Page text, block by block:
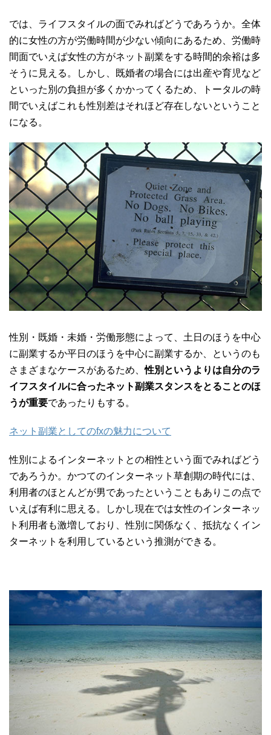
では、ライフスタイルの面でみればどうであろうか。全体
的に女性の方が労働時間が少ない傾向にあるため、労働時
間面でいえば女性の方がネット副業をする時間的余裕は多
そうに見える。しかし、既婚者の場合には出産や育児など
といった別の負担が多くかかってくるため、トータルの時
間でいえばこれも性別差はそれほど存在しないということ
になる。
性別・既婚・未婚・労働形態によって、土日のほうを中心
に副業するか平日のほうを中心に副業するか、というのも
さまざまなケースがあるため、性別というよりは自分のラ
イフスタイルに合ったネット副業スタンスをとることのほ
うが重要であったりもする。
ネット副業としてのfxの魅力について
性別によるインターネットとの相性という面でみればどう
であろうか。かつてのインターネット草創期の時代には、
利用者のほとんどが男であったということもありこの点で
いえば有利に思える。しかし現在では女性のインターネッ
ト利用者も激増しており、性別に関係なく、抵抗なくイン
ターネットを利用しているという推測ができる。